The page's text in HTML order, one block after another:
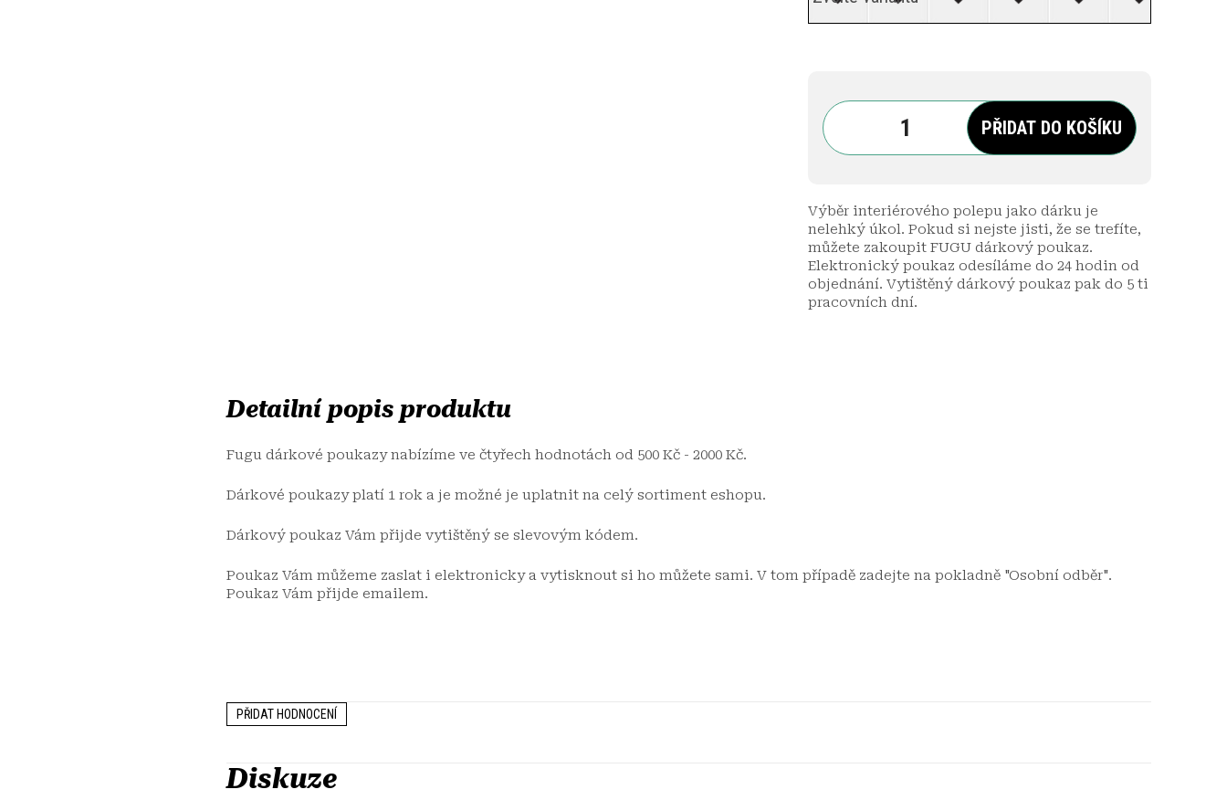
PŘIDAT DO KOŠÍKU
Výběr interiérového polepu jako dárku je
nelehký úkol. Pokud si nejste jisti, že se trefíte,
můžete zakoupit FUGU dárkový poukaz.
Elektronický poukaz odesíláme do 24 hodin od
objednání. Vytištěný dárkový poukaz pak do 5 ti
pracovních dní.
Detailní popis produktu
Fugu dárkové poukazy nabízíme ve čtyřech hodnotách od 500 Kč - 2000 Kč.
Dárkové poukazy platí 1 rok a je možné je uplatnit na celý sortiment eshopu.
Dárkový poukaz Vám přijde vytištěný se slevovým kódem.
Poukaz Vám můžeme zaslat i elektronicky a vytisknout si ho můžete sami. V tom případě zadejte na pokladně "Osobní odběr".
Poukaz Vám přijde emailem.
PŘIDAT HODNOCENÍ
Diskuze